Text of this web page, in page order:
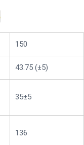
150
43.75 (±5)
35±5
136